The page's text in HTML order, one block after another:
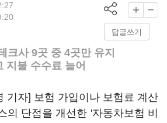
답글쓰기
크사 9곳 중 4곳만 유지
지불 수수료 늘어
기자] 보험 가입이나 보험료 계산
의 단점을 개선한 '자동차보험 비